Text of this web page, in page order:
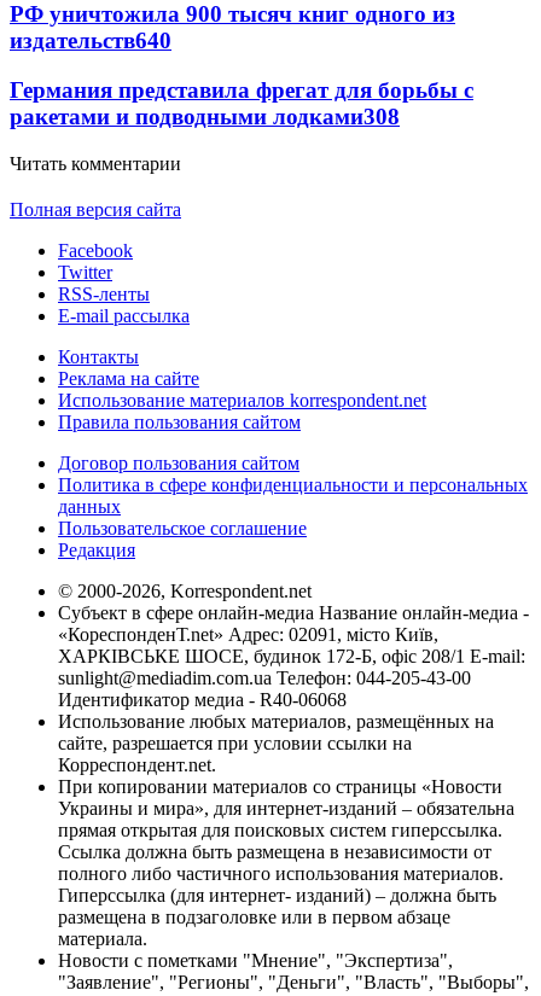
РФ уничтожила 900 тысяч книг одного из
издательств640
Германия представила фрегат для борьбы с
ракетами и подводными лодками308
Читать комментарии
Полная версия сайта
Facebook
Twitter
RSS-ленты
E-mail рассылка
Контакты
Реклама на сайте
Использование материалов korrespondent.net
Правила пользования сайтом
Договор пользования сайтом
Политика в сфере конфиденциальности и персональных
данных
Пользовательское соглашение
Редакция
© 2000-2026, Korrespondent.net
Субъект в сфере онлайн-медиа Название онлайн-медиа -
«КореспонденТ.net» Адрес: 02091, місто Київ,
ХАРКІВСЬКЕ ШОСЕ, будинок 172-Б, офіс 208/1 E-mail:
sunlight@mediadim.com.ua Телефон: 044-205-43-00
Идентификатор медиа - R40-06068
Использование любых материалов, размещённых на
сайте, разрешается при условии ссылки на
Корреспондент.net.
При копировании материалов со страницы «Новости
Украины и мира», для интернет-изданий – обязательна
прямая открытая для поисковых систем гиперссылка.
Ссылка должна быть размещена в независимости от
полного либо частичного использования материалов.
Гиперссылка (для интернет- изданий) – должна быть
размещена в подзаголовке или в первом абзаце
материала.
Новости с пометками "Мнение", "Экспертиза",
"Заявление", "Регионы", "Деньги", "Власть", "Выборы",